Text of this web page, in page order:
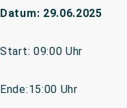
Datum: 29.06.2025
Start: 09:00 Uhr
Ende:15:00 Uhr